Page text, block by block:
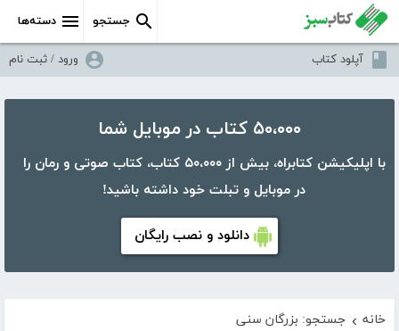
دسته‌ها جستجو
آپلود کتاب ورود / ثبت نام
۵۰،۰۰۰ کتاب در موبایل شما
با اپلیکیشن کتابراه، بیش از ۵۰،۰۰۰ کتاب، کتاب صوتی و رمان را
در موبایل و تبلت خود داشته باشید!
دانلود و نصب رایگان
خانه › جستجو: بزرگان سنی